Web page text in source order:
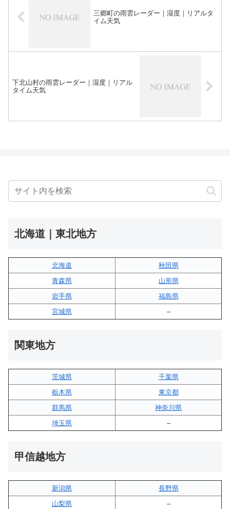
三郷町の雨雲レーダー｜湿度｜リアルタ
イム天気
下北山村の雨雲レーダー｜湿度｜リアル
タイム天気
北海道｜東北地方
北海道
秋田県
青森県
山形県
岩手県
福島県
宮城県
–
関東地方
茨城県
千葉県
栃木県
東京都
群馬県
神奈川県
埼玉県
–
甲信越地方
新潟県
長野県
山梨県
–